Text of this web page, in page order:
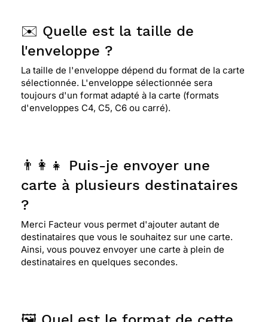
✉️ Quelle est la taille de
l'enveloppe ?
La taille de l'enveloppe dépend du format de la carte
sélectionnée. L'enveloppe sélectionnée sera
toujours d'un format adapté à la carte (formats
d'enveloppes C4, C5, C6 ou carré).
👨‍👩‍👧 Puis-je envoyer une
carte à plusieurs destinataires
?
Merci Facteur vous permet d'ajouter autant de
destinataires que vous le souhaitez sur une carte.
Ainsi, vous pouvez envoyer une carte à plein de
destinataires en quelques secondes.